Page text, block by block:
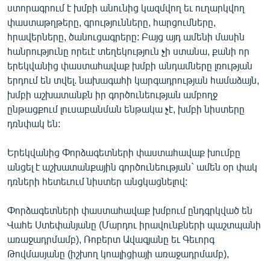
English
Русский
ՀԵՏԵՎԵՔ ՄԵԶ
ստորագրում է խմբի անունից կազմվող եւ ուղարկվող
փաստաթղթերը, գրությունները, հարցումները,
հրավերները, ծանուցագրերը: Բայց այդ ամենի մասին
հանրությունը որեւէ տեղեկություն չի ստանա, քանի որ
երեկվանից փաստահավաք խմբի անդամները լռության
երդում են տվել. նախագահի կարգադրության համաձայն,
խմբի աշխատանքն իր գործունեության ամբողջ
ընթացքում լուսաբանման ենթակա չէ, խմբի նիստերը
դռնփակ են:
Երեկվանից Փորձագետների փաստահավաք խումբը
անցել է աշխատանքային գործունեության` ամեն օր փակ
դռների հետեւում նիստեր անցկացնելով:
Փորձագետների փաստահավաք խմբում ընդգրկված են
Վահե Ստեփանյանը (Մարդու իրավունքների պաշտպանի
առաջադրմամբ), Ռոբերտ Ավագյանը եւ Գեւորգ
Թովմասյանը (իշխող կոալիցիայի առաջադրմամբ),